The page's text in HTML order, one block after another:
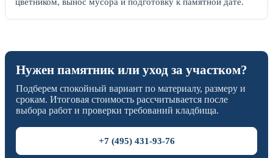
Нужен памятник или уход за участком?
Подберем спокойный вариант по материалу, размеру и
срокам. Итоговая стоимость рассчитывается после
выбора работ и проверки требований кладбища.
+7 (495) 431-93-76